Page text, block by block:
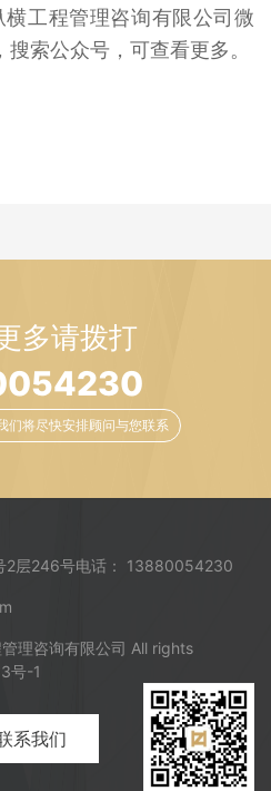
工程管理咨询有限公司微
索公众号，可查看更多。
多请拨打
们将尽快安排顾问与您联系
2层246号电话： 13880054230
理咨询有限公司 All rights
号-1
系我们